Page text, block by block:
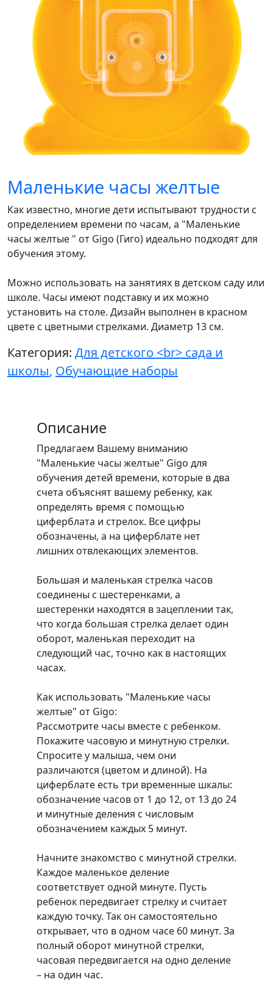
Маленькие часы желтые
Как известно, многие дети испытывают трудности с
определением времени по часам, а "Маленькие
часы желтые " от Gigo (Гиго) идеально подходят для
обучения этому.
Можно использовать на занятиях в детском саду или
школе. Часы имеют подставку и их можно
установить на столе. Дизайн выполнен в красном
цвете с цветными стрелками. Диаметр 13 см.
Категория: Для детского <br> сада и
школы, Обучающие наборы
Описание
Предлагаем Вашему вниманию
"Маленькие часы желтые" Gigo для
обучения детей времени, которые в два
счета объяснят вашему ребенку, как
определять время с помощью
циферблата и стрелок. Все цифры
обозначены, а на циферблате нет
лишних отвлекающих элементов.
Большая и маленькая стрелка часов
соединены с шестеренками, а
шестеренки находятся в зацеплении так,
что когда большая стрелка делает один
оборот, маленькая переходит на
следующий час, точно как в настоящих
часах.
Как использовать "Маленькие часы
желтые" от Gigo:
Рассмотрите часы вместе с ребенком.
Покажите часовую и минутную стрелки.
Спросите у малыша, чем они
различаются (цветом и длиной). На
циферблате есть три временные шкалы:
обозначение часов от 1 до 12, от 13 до 24
и минутные деления с числовым
обозначением каждых 5 минут.
Начните знакомство с минутной стрелки.
Каждое маленькое деление
соответствует одной минуте. Пусть
ребенок передвигает стрелку и считает
каждую точку. Так он самостоятельно
открывает, что в одном часе 60 минут. За
полный оборот минутной стрелки,
часовая передвигается на одно деление
– на один час.